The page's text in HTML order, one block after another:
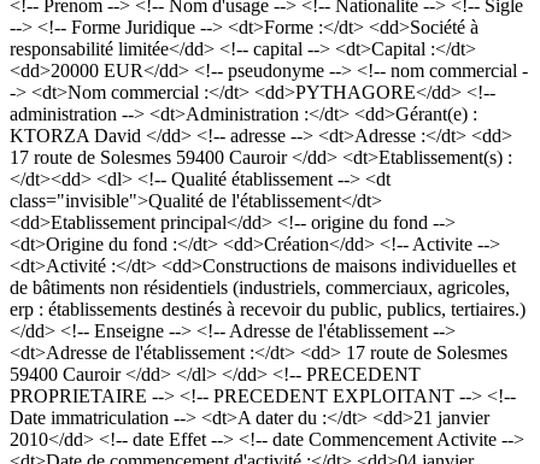
<!-- Prenom --> <!-- Nom d'usage --> <!-- Nationalite --> <!-- Sigle
--> <!-- Forme Juridique --> <dt>Forme :</dt> <dd>Société à
responsabilité limitée</dd> <!-- capital --> <dt>Capital :</dt>
<dd>20000 EUR</dd> <!-- pseudonyme --> <!-- nom commercial -
-> <dt>Nom commercial :</dt> <dd>PYTHAGORE</dd> <!--
administration --> <dt>Administration :</dt> <dd>Gérant(e) :
KTORZA David </dd> <!-- adresse --> <dt>Adresse :</dt> <dd>
17 route de Solesmes 59400 Cauroir </dd> <dt>Etablissement(s) :
</dt><dd> <dl> <!-- Qualité établissement --> <dt
class="invisible">Qualité de l'établissement</dt>
<dd>Etablissement principal</dd> <!-- origine du fond -->
<dt>Origine du fond :</dt> <dd>Création</dd> <!-- Activite -->
<dt>Activité :</dt> <dd>Constructions de maisons individuelles et
de bâtiments non résidentiels (industriels, commerciaux, agricoles,
erp : établissements destinés à recevoir du public, publics, tertiaires.)
</dd> <!-- Enseigne --> <!-- Adresse de l'établissement -->
<dt>Adresse de l'établissement :</dt> <dd> 17 route de Solesmes
59400 Cauroir </dd> </dl> </dd> <!-- PRECEDENT
PROPRIETAIRE --> <!-- PRECEDENT EXPLOITANT --> <!--
Date immatriculation --> <dt>A dater du :</dt> <dd>21 janvier
2010</dd> <!-- date Effet --> <!-- date Commencement Activite -->